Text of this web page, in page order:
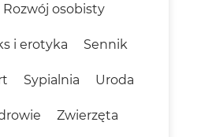
Rozwój osobisty
i erotyka Sennik
Sypialnia Uroda
Zwierzęta